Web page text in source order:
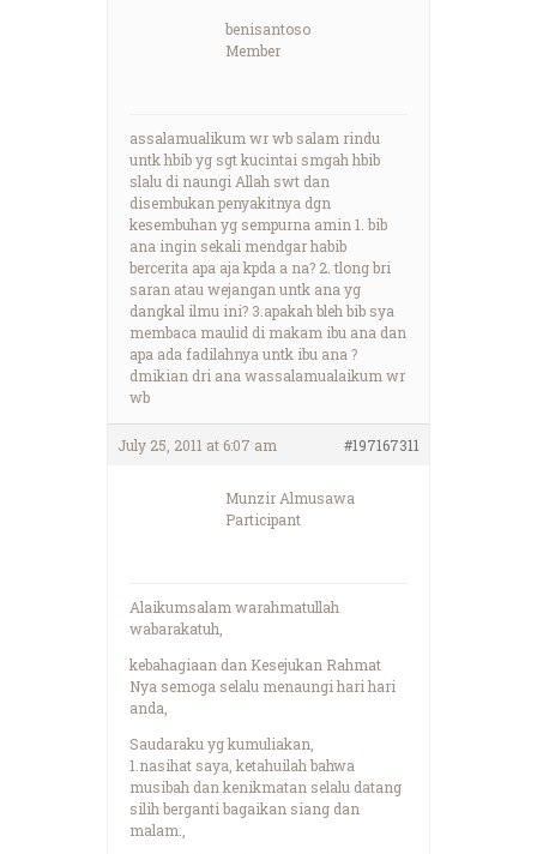
benisantoso
Member
assalamualikum wr wb salam rindu
untk hbib yg sgt kucintai smgah hbib
slalu di naungi Allah swt dan
disembukan penyakitnya dgn
kesembuhan yg sempurna amin 1. bib
ana ingin sekali mendgar habib
bercerita apa aja kpda a na? 2. tlong bri
saran atau wejangan untk ana yg
dangkal ilmu ini? 3.apakah bleh bib sya
membaca maulid di makam ibu ana dan
apa ada fadilahnya untk ibu ana ?
dmikian dri ana wassalamualaikum wr
wb
July 25, 2011 at 6:07 am #197167311
Munzir Almusawa
Participant
Alaikumsalam warahmatullah
wabarakatuh,
kebahagiaan dan Kesejukan Rahmat
Nya semoga selalu menaungi hari hari
anda,
Saudaraku yg kumuliakan,
1.nasihat saya, ketahuilah bahwa
musibah dan kenikmatan selalu datang
silih berganti bagaikan siang dan
malam.,